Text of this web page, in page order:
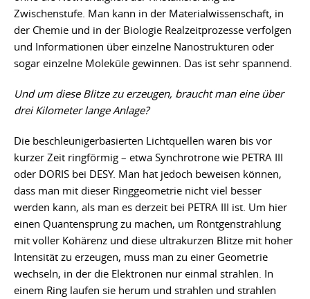
Zwischenstufe. Man kann in der Materialwissenschaft, in
der Chemie und in der Biologie Realzeitprozesse verfolgen
und Informationen über einzelne Nanostrukturen oder
sogar einzelne Moleküle gewinnen. Das ist sehr spannend.
Und um diese Blitze zu erzeugen, braucht man eine über
drei Kilometer lange Anlage?
Die beschleunigerbasierten Lichtquellen waren bis vor
kurzer Zeit ringförmig – etwa Synchrotrone wie PETRA III
oder DORIS bei DESY. Man hat jedoch beweisen können,
dass man mit dieser Ringgeometrie nicht viel besser
werden kann, als man es derzeit bei PETRA III ist. Um hier
einen Quantensprung zu machen, um Röntgenstrahlung
mit voller Kohärenz und diese ultrakurzen Blitze mit hoher
Intensität zu erzeugen, muss man zu einer Geometrie
wechseln, in der die Elektronen nur einmal strahlen. In
einem Ring laufen sie herum und strahlen und strahlen